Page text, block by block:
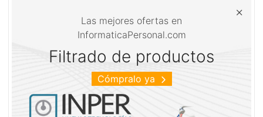
Las mejores ofertas en
InformaticaPersonal.com
Filtrado de productos
Cómpralo ya